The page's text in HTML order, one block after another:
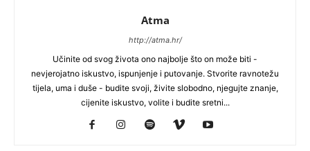
Atma
http://atma.hr/
Učinite od svog života ono najbolje što on može biti -
nevjerojatno iskustvo, ispunjenje i putovanje. Stvorite ravnotežu
tijela, uma i duše - budite svoji, živite slobodno, njegujte znanje,
cijenite iskustvo, volite i budite sretni...